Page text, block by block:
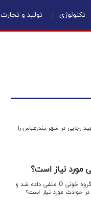
تکنولوژی تولید و تجارت
رجایی در شهر بندرعباس را
اقتصادنیوز: دیدیم که در حادثه تلخ انفجار بندر شهید رجایی فراخوان اهدای خون برای گروه خونی O منفی داده شد و
حوادث مورد نیاز است؟